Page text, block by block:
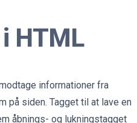
HTML
informationer fra
på siden. Tagget til at lave en
åbnings- og lukningstagget